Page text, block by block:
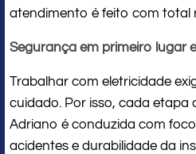
atendimento é feito com total
Segurança em primeiro lugar
Trabalhar com eletricidade
cuidado. Por isso, cada etapa
Adriano é conduzida com
acidentes e durabilidade da